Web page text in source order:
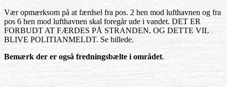
Vær opmærksom på at færdsel fra pos. 2 hen mod lufthavnen og fra
pos 6 hen mod lufthavnen skal foregår ude i vandet. DET ER
FORBUDT AT FÆRDES PÅ STRANDEN, OG DETTE VIL
BLIVE POLITIANMELDT. Se billede.
Bemærk der er også fredningsbælte i området.